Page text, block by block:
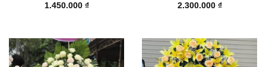
1.450.000 ₫
2.300.000 ₫